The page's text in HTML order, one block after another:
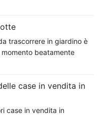
trascorrere in giardino è
beatamente
case in vendita in
case in vendita in